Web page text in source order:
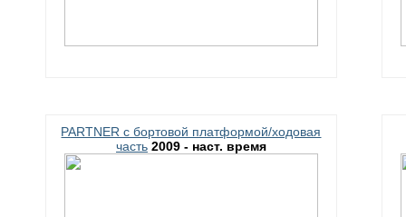
PARTNER c бортовой платформой/ходовая
часть 2009 - наст. время